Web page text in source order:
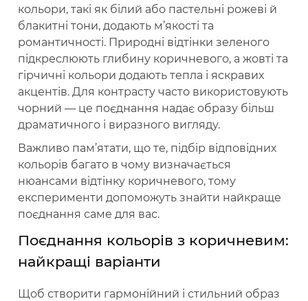
кольори, такі як білий або пастельні рожеві й
блакитні тони, додають м’якості та
романтичності. Природні відтінки зеленого
підкреслюють глибину коричневого, а жовті та
гірчичні кольори додають тепла і яскравих
акцентів. Для контрасту часто використовують
чорний — це поєднання надає образу більш
драматичного і виразного вигляду.
Важливо пам’ятати, що те, підбір відповідних
кольорів багато в чому визначається
нюансами відтінку коричневого, тому
експерименти допоможуть знайти найкраще
поєднання саме для вас.
Поєднання кольорів з коричневим:
найкращі варіанти
Щоб створити гармонійний і стильний образ